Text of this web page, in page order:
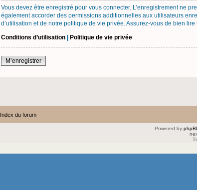
Vous devez être enregistré pour vous connecter. L’enregistrement ne
également accorder des permissions additionnelles aux utilisateurs
d’utilisation et de notre politique de vie privée. Assurez-vous de bien lire
Conditions d’utilisation | Politique de vie privée
M’enregistrer
Index du forum
Powered by